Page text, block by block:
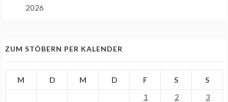
2026
ZUM STÖBERN PER KALENDER
M D M D F S
S
1
2
3